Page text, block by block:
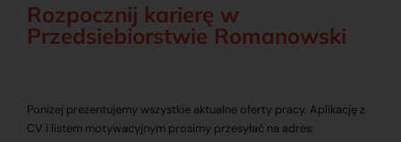
Rozpocznij karierę w
Przedsiebiorstwie Romanowski
Poniżej prezentujemy wszystkie aktualne oferty pracy. Aplikację z
CV i listem motywacyjnym prosimy przesyłać na adres: